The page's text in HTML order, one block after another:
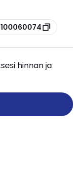
hinnan ja